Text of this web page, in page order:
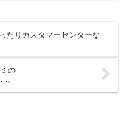
たりカスタマーセンターな
の
。